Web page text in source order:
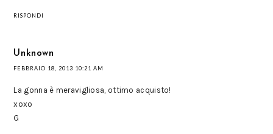
RISPONDI
Unknown
FEBBRAIO 18, 2013 10:21 AM
La gonna è meravigliosa, ottimo acquisto!
xoxo
G